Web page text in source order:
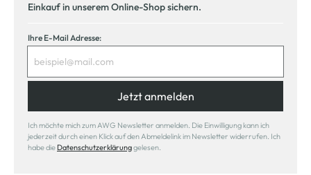
Einkauf in unserem Online-Shop sichern.
Ihre E-Mail Adresse:
Jetzt anmelden
Ich möchte mich zum AWG Newsletter anmelden. Die Einwilligung kann ich
jederzeit durch einen Klick auf den Abmeldelink im Newsletter widerrufen. Ich
habe die Datenschutzerklärunggelesen.